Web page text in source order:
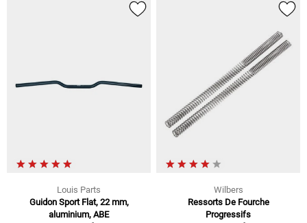
Louis Parts
Guidon Sport Flat, 22 mm,
aluminium, ABE
Wilbers
Ressorts De Fourche
Progressifs